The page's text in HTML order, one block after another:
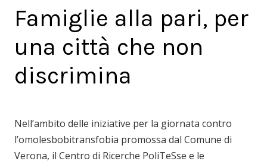
Famiglie alla pari, per
una città che non
discrimina
Nell’ambito delle iniziative per la giornata contro
l’omolesbobitransfobia promossa dal Comune di
Verona, il Centro di Ricerche PoliTeSse e le